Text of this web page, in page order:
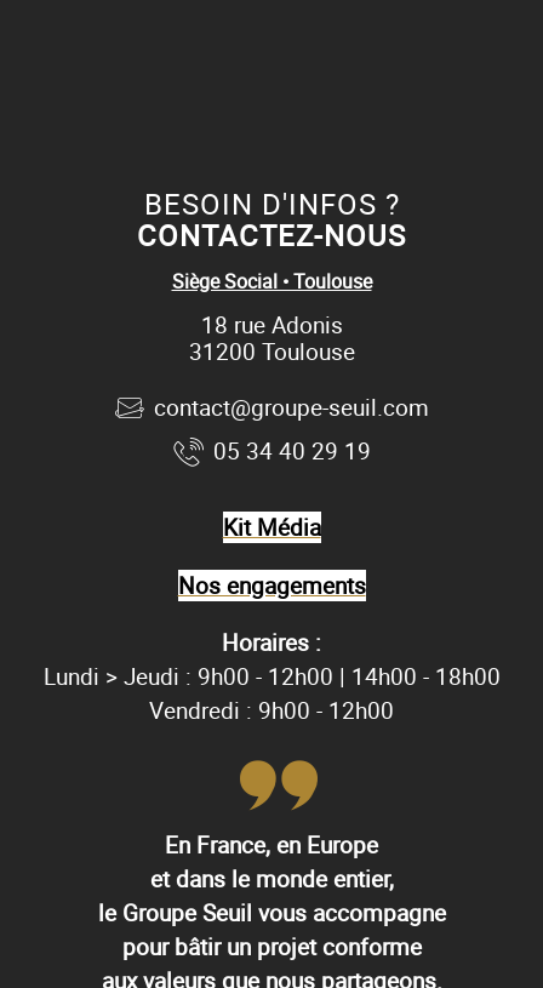
BESOIN D'INFOS ?
CONTACTEZ-NOUS
Siège Social • Toulouse
18 rue Adonis
31200 Toulouse
contact@groupe-seuil.com
05 34 40 29 19
Kit Média
Nos engagements
Horaires :
Lundi > Jeudi : 9h00 - 12h00 | 14h00 - 18h00
Vendredi : 9h00 - 12h00
En France, en Europe
et dans le monde entier,
le Groupe Seuil vous accompagne
pour bâtir un projet conforme
aux valeurs que nous partageons.